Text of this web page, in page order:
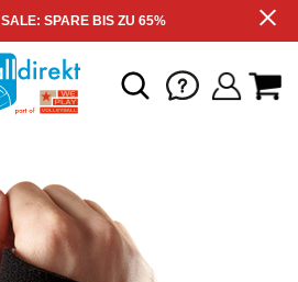
SPARE BIS ZU 65%